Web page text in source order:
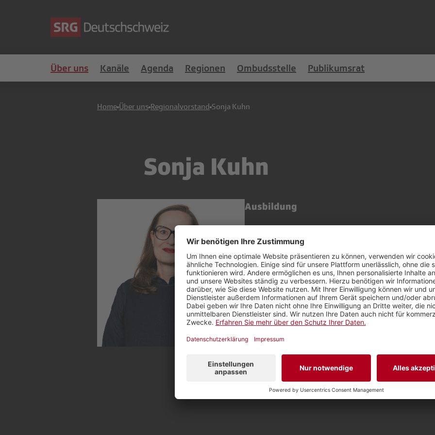
Über uns Kanäle Agenda Regionen Ombudsstelle Publikumsrat
Home Über uns Regionalvorstand Sonja Kuhn
Sonja Kuhn
Ausbildung
Tätigkeiten
Co-Leiterin Abteilung Kultur Basel-Stadt
Geschäftsführerin Schweizerische
Geschäftsführerin visarte.ch
Diverse Einsitze in Kulturinstitutionen
Andere Mandate
Präsidentin Kulturzentrum Don Bosco,